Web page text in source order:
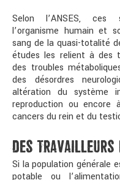
Selon l’ANSES, ces
l’organisme humain et
sang de la quasi-totalité
études les relient à des
des troubles
des désordres
altération du système
reproduction ou encore
cancers du rein et du
DES TRAVAILLEURS
Si la population générale
potable ou